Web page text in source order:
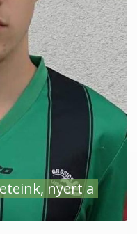
nyert a